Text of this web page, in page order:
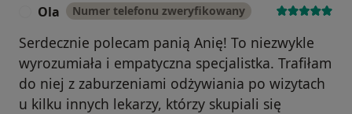
Ola Numer telefonu zweryfikowany
Serdecznie polecam panią Anię! To niezwykle
wyrozumiała i empatyczna specjalistka. Trafiłam
do niej z zaburzeniami odżywiania po wizytach
u kilku innych lekarzy, którzy skupiali się